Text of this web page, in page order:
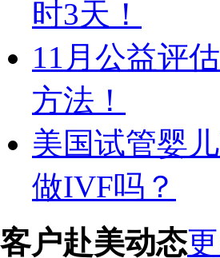
时3天！
11月公益评
方法！
美国试管婴
做IVF吗？
客户赴美动态